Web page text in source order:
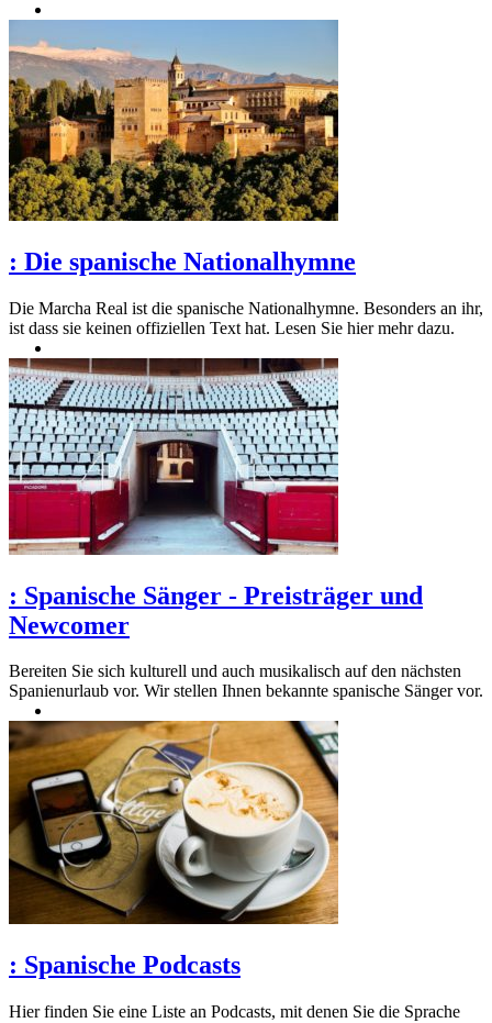
: Die spanische Nationalhymne
Die Marcha Real ist die spanische Nationalhymne. Besonders an ihr,
ist dass sie keinen offiziellen Text hat. Lesen Sie hier mehr dazu.
: Spanische Sänger - Preisträger und
Newcomer
Bereiten Sie sich kulturell und auch musikalisch auf den nächsten
Spanienurlaub vor. Wir stellen Ihnen bekannte spanische Sänger vor.
: Spanische Podcasts
Hier finden Sie eine Liste an Podcasts, mit denen Sie die Sprache